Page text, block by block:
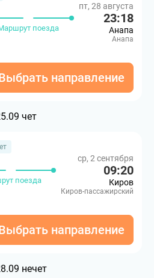
поезда
пт, 28 августа
23:18
Анапа
Анапа
направление
чет
поезда
ср, 2 сентября
09:20
Киров
Киров-пассажирский
направление
нечет